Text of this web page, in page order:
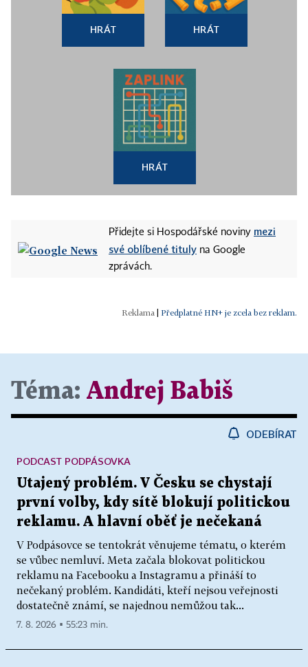
HRÁT HRÁT
HRÁT
Přidejte si Hospodářské noviny mezi
své oblíbené tituly na Google
zprávách.
Předplatné HN+ je zcela bez reklam.
Téma: Andrej Babiš
ODEBÍRAT
Utajený problém. V Česku se chystají
první volby, kdy sítě blokují politickou
reklamu. A hlavní oběť je nečekaná
V Podpásovce se tentokrát věnujeme tématu, o kterém
se vůbec nemluví. Meta začala blokovat politickou
reklamu na Facebooku a Instagramu a přináší to
nečekaný problém. Kandidáti, kteří nejsou veřejnosti
dostatečně známí, se najednou nemůžou tak...
PODCAST PODPÁSOVKA
7. 8. 2026 ▪ 55:23 min.